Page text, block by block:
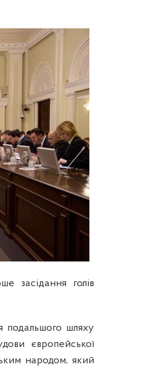
засідання голів
подальшого шляху
європейської
народом, який